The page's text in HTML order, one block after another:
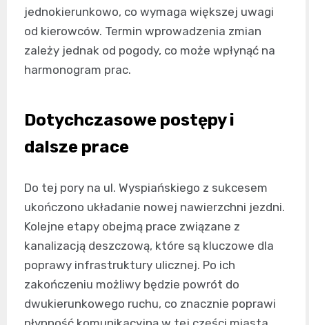
jednokierunkowo, co wymaga większej uwagi
od kierowców. Termin wprowadzenia zmian
zależy jednak od pogody, co może wpłynąć na
harmonogram prac.
Dotychczasowe postępy i
dalsze prace
Do tej pory na ul. Wyspiańskiego z sukcesem
ukończono układanie nowej nawierzchni jezdni.
Kolejne etapy obejmą prace związane z
kanalizacją deszczową, które są kluczowe dla
poprawy infrastruktury ulicznej. Po ich
zakończeniu możliwy będzie powrót do
dwukierunkowego ruchu, co znacznie poprawi